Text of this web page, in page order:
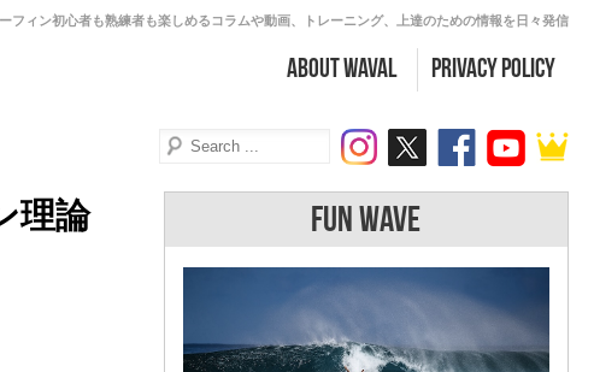
フィン初心者も熟練者も楽しめるコラムや動画、トレーニング、上達のための情報を日々発信
about WAVAL PRIVACY POLICY
理論 FUN WAVE